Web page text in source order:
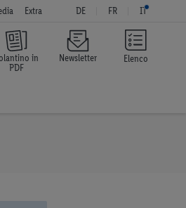
Elenco
Extra DE FR IT
in
PDF
Newsletter